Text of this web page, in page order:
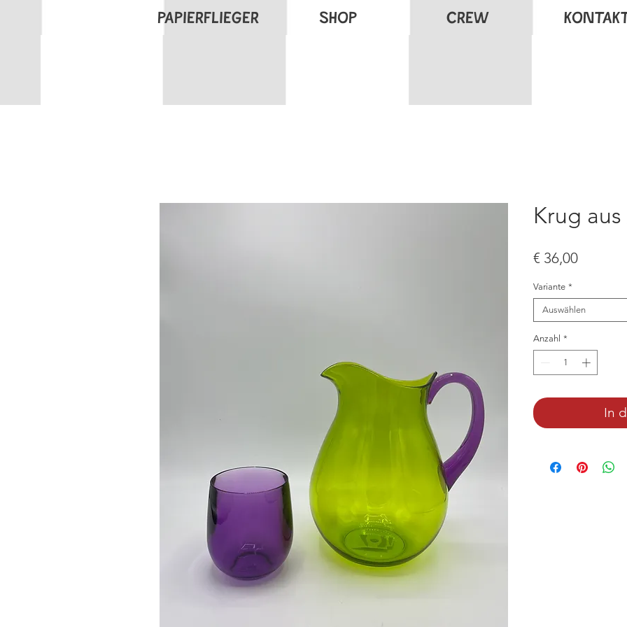
PAPIERFLIEGER SHOP CREW
Krug aus
€ 36,00Preis
Variante *
Auswählen
Anzahl *
In